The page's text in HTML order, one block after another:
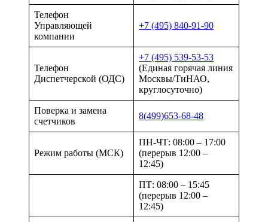
Телефон
Управляющей
компании
+7 (495) 840-91-90
Телефон
Диспетчерской (ОДС)
+7 (495) 539-53-53
(Единая горячая линия
Москвы/ТиНАО,
круглосуточно)
Поверка и замена
счетчиков
8(499)653-68-48
Режим работы (МСК)
ПН-ЧТ: 08:00 – 17:00
(перерыв 12:00 –
12:45)
ПТ: 08:00 – 15:45
(перерыв 12:00 –
12:45)